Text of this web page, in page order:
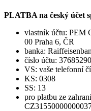
PLATBA na český účet
vlastník účtu: PEM
00 Praha 6, ČR
banka:
číslo účtu:
VS: vaše telefonní
KS: 0308
SS: 13
pro platbu ze